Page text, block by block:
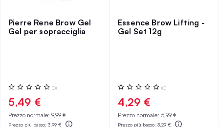
Pierre Rene Brow Gel
Gel per sopracciglia
Valutazione:
0%
(0)
5,49 €
Prezzo normale: 9,99 €
Prezzo più basso: 3,99 €
Essence Brow Lifting -
Gel Set 12g
Valutazione:
0%
(0)
4,29 €
Prezzo normale: 5,99 €
Prezzo più basso: 3,29 €